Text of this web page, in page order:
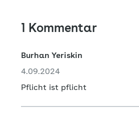
1 Kommentar
Burhan Yeriskin
4.09.2024
Pflicht ist pflicht